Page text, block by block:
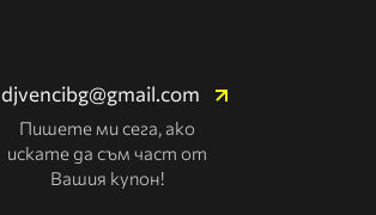
djvencibg@gmail.com
Пишете ми сега, ако
искате да съм част от
Вашия купон!